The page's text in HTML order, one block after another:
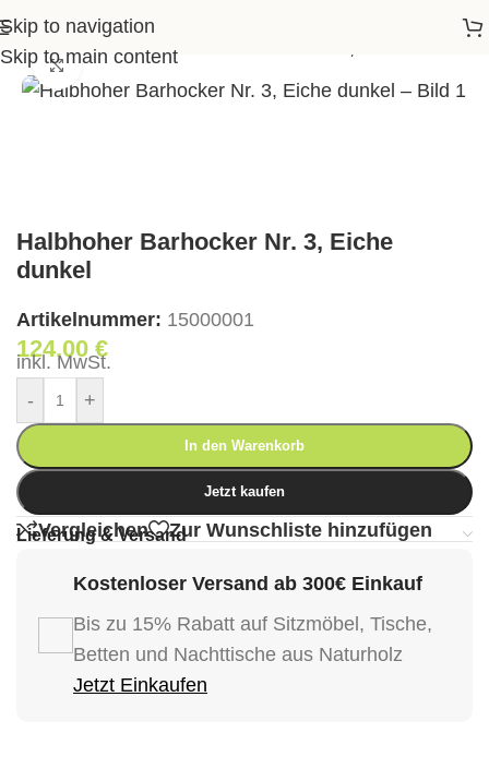
Skip to navigation
Skip to main content
Barstühle>Halbhoher Barhocker Nr. 3, Eiche dunkel
Klick zum Vergrößern
Halbhoher Barhocker Nr. 3, Eiche
dunkel
Artikelnummer: 15000001
124,00€
inkl. MwSt.
-
+
In den Warenkorb
Jetzt kaufen
Vergleichen Zur Wunschliste hinzufügen
Lieferung & Versand
Kostenloser Versand ab 300€ Einkauf
Bis zu 15% Rabatt auf Sitzmöbel, Tische,
Betten und Nachttische aus Naturholz
Jetzt Einkaufen